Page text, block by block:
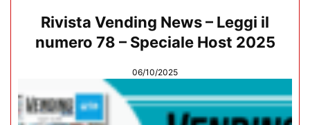
Rivista Vending News – Leggi il
numero 78 – Speciale Host 2025
06/10/2025